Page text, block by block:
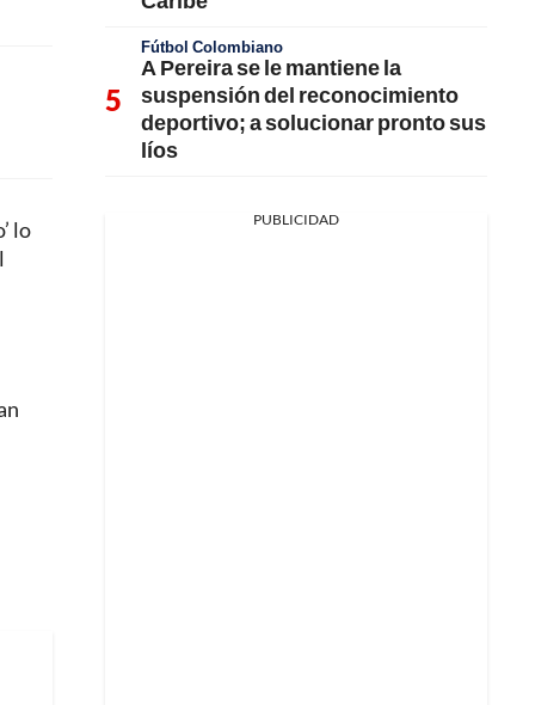
lo
Fútbol Colombiano
A Pereira se le mantiene la
suspensión del reconocimiento
deportivo; a solucionar pronto sus
líos
PUBLICIDAD